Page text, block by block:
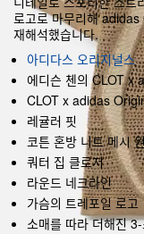
로고로 마무리해
재해석했습니다.
아디다스 오리지널스
에디슨 첸의 CLOT x
CLOT x adidas
레귤러 핏
코튼 혼방 니트 메시
쿼터 집 클로저
라운드 네크라인
가슴의 트레포일 로고
소매를 따라 더해진